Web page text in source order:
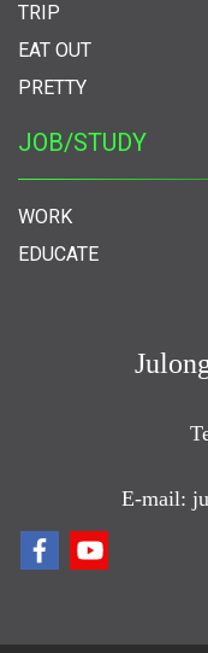
TRIP
EAT OUT
PRETTY
JOB/STUDY
WORK
EDUCATE
E-mail: